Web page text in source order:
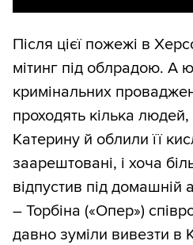
Після цієї пожежі в
мітинг під облрадою. А
кримінальних
проходять кілька
Катерину й облили її
заарештовані, і хоча
відпустив під домашній
– Торбіна («Опер»)
давно зуміли вивезти в